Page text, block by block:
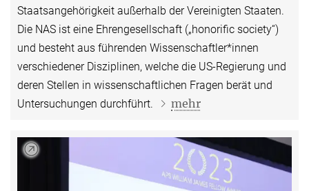
Staatsangehörigkeit außerhalb der Vereinigten Staaten.
Die NAS ist eine Ehrengesellschaft („honorific society“)
und besteht aus führenden Wissenschaftler*innen
verschiedener Disziplinen, welche die US-Regierung und
deren Stellen in wissenschaftlichen Fragen berät und
Untersuchungen durchführt.
mehr